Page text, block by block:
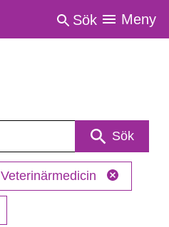
Sök Meny
Sök
Veterinärmedicin